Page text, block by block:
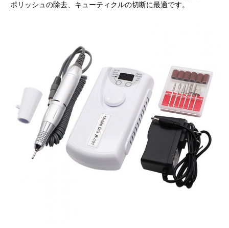
ポリッシュの除去、キューティクルの切断に最適です。